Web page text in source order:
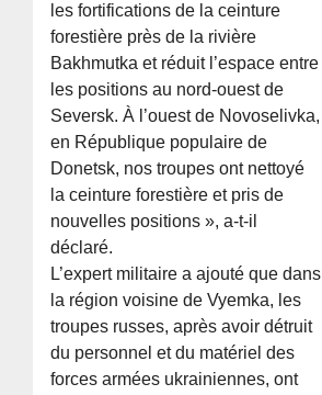
les fortifications de la ceinture
forestière près de la rivière
Bakhmutka et réduit l’espace entre
les positions au nord-ouest de
Seversk. À l’ouest de Novoselivka,
en République populaire de
Donetsk, nos troupes ont nettoyé
la ceinture forestière et pris de
nouvelles positions », a-t-il
déclaré.
L’expert militaire a ajouté que dans
la région voisine de Vyemka, les
troupes russes, après avoir détruit
du personnel et du matériel des
forces armées ukrainiennes, ont